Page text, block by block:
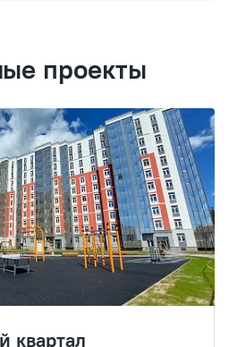
проекты
квартал